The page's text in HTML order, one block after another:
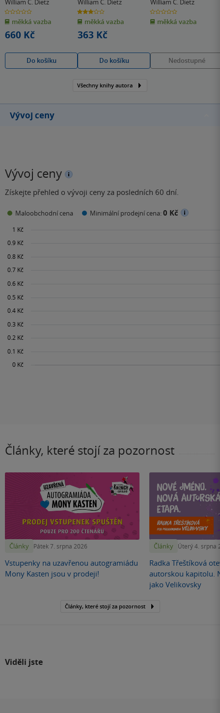
Damned
William C. Dietz
0.0
z
5
hvězdiček
měkká vazba
660 Kč
Do košíku
William C. Dietz
3.0
z
5
hvězdiček
měkká vazba
363 Kč
Do košíku
William C. Dietz
0.0
z
5
hvězdiček
měkká vazba
Nedostupné
Všechny knihy autora
Vývoj ceny
Vývoj ceny
Získejte přehled o vývoji ceny za posledních 60 dní.
Maloobchodní cena Minimální prodejní cena:0 Kč
Články, které stojí za pozornost
Články Pátek 7. srpna 2026
Vstupenky na uzavřenou autogramiádu
Mony Kasten jsou v prodeji!
Články Úterý 4. srpna
Radka Třeštíková
autorskou kapitolu.
jako Velikovsky
Články, které stojí za pozornost
Viděli jste